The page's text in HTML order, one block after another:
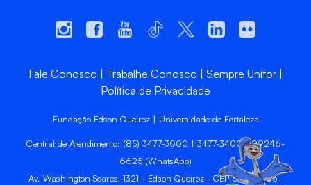
Fale Conosco Trabalhe Conosco
Sempre Unifor
Política de Privacidade
Fundação Edson Queiroz | Universidade de Fortaleza
Central de Atendimento: (85) 3477-3000 | 3477-3400 | 99246-
6625 (WhatsApp)
Av. Washington Soares, 1321 - Edson Queiroz - CEP 60811-905 -